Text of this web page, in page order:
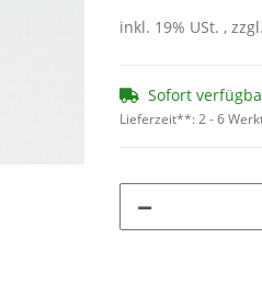
inkl. 19% USt. , zzgl.
Sofort
Lieferzeit**:2 - 6